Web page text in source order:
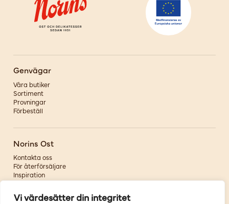
Vi värdesätter din integritet
Genvägar
Våra butiker
Sortiment
Provningar
Förbeställ
Norins Ost
Kontakta oss
För återförsäljare
Inspiration
Om oss